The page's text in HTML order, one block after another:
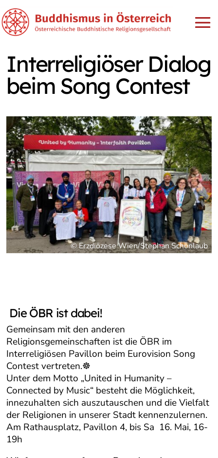
Interreligiöser Dialog
beim Song Contest
© Erzdiözese Wien/Stephan Schönlaub
Die ÖBR ist dabei!
Gemeinsam mit den anderen
Religionsgemeinschaften ist die ÖBR im
Interreligiösen Pavillon beim Eurovision Song
Contest vertreten.☸️
Unter dem Motto „United in Humanity –
Connected by Music“ besteht die Möglichkeit,
innezuhalten sich auszutauschen und die Vielfalt
der Religionen in unserer Stadt kennenzulernen.
Am Rathausplatz, Pavillon 4, bis Sa 16. Mai, 16-
19h